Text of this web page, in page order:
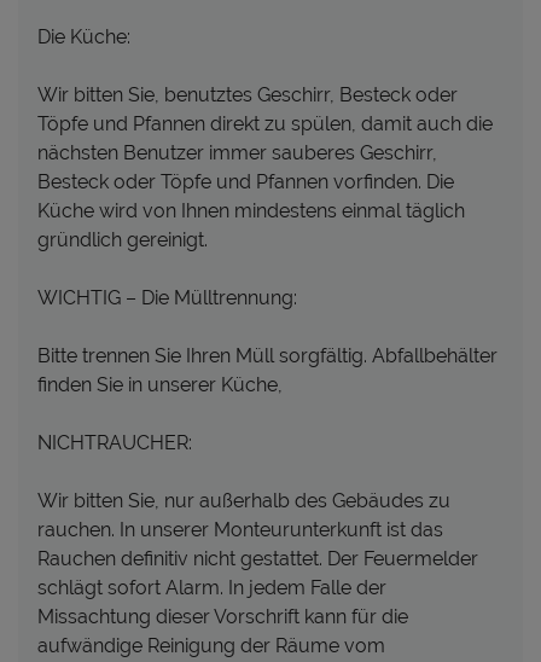
Die Küche:
Wir bitten Sie, benutztes Geschirr, Besteck oder
Töpfe und Pfannen direkt zu spülen, damit auch die
nächsten Benutzer immer sauberes Geschirr,
Besteck oder Töpfe und Pfannen vorfinden. Die
Küche wird von Ihnen mindestens einmal täglich
gründlich gereinigt.
WICHTIG – Die Mülltrennung:
Bitte trennen Sie Ihren Müll sorgfältig. Abfallbehälter
finden Sie in unserer Küche,
NICHTRAUCHER:
Wir bitten Sie, nur außerhalb des Gebäudes zu
rauchen. In unserer Monteurunterkunft ist das
Rauchen definitiv nicht gestattet. Der Feuermelder
schlägt sofort Alarm. In jedem Falle der
Missachtung dieser Vorschrift kann für die
aufwändige Reinigung der Räume vom